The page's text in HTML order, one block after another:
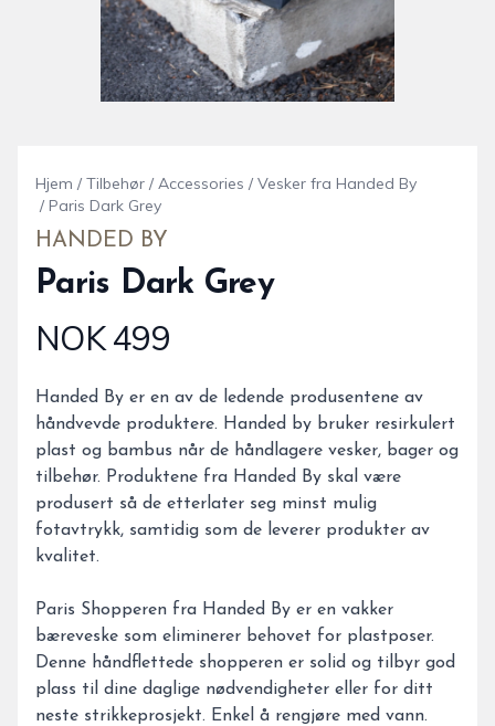
Hjem / Tilbehør / Accessories / Vesker fra Handed By
/ Paris Dark Grey
HANDED BY
Paris Dark Grey
Produktdetaljer
NOK 499
Description
Handed By er en av de ledende produsentene av
håndvevde produktere. Handed by bruker resirkulert
plast og bambus når de håndlagere vesker, bager og
tilbehør. Produktene fra Handed By skal være
produsert så de etterlater seg minst mulig
fotavtrykk, samtidig som de leverer produkter av
kvalitet.
Paris Shopperen fra Handed By er en vakker
bæreveske som eliminerer behovet for plastposer.
Denne håndflettede shopperen er solid og tilbyr god
plass til dine daglige nødvendigheter eller for ditt
neste strikkeprosjekt. Enkel å rengjøre med vann.